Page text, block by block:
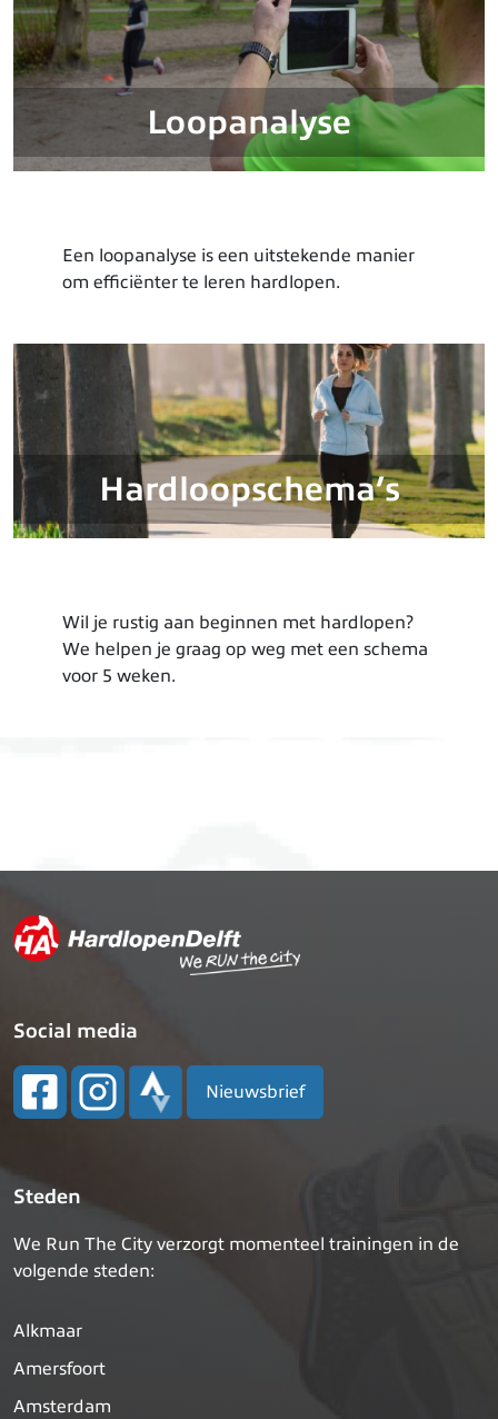
Loopanalyse
Een loopanalyse is een uitstekende manier
om efficiënter te leren hardlopen.
Hardloopschema’s
Wil je rustig aan beginnen met hardlopen?
We helpen je graag op weg met een schema
voor 5 weken.
Social media
Nieuwsbrief
Steden
We Run The City verzorgt momenteel trainingen in de
volgende steden:
Alkmaar
Amersfoort
Amsterdam